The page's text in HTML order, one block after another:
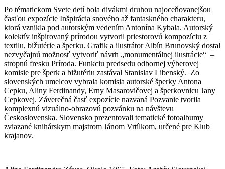
Po tématickom Svete detí bola divákmi druhou najoceňovanejšou
časťou expozície Inšpirácia snového až fantaskného charakteru,
ktorá vznikla pod autorským vedením Antonína Kybala. Autorský
kolektív inšpirovaný prírodou vytvoril priestorovú kompozíciu z
textilu, bižutérie a šperku. Grafik a ilustrátor Albín Brunovský dostal
nezvyčajnú možnosť vytvoriť návrh „monumentálnej ilustrácie“ –
stropnú fresku Príroda. Funkciu predsedu odbornej výberovej
komisie pre šperk a bižutériu zastával Stanislav Libenský. Zo
slovenských umelcov vybrala komisia autorské šperky Antona
Cepku, Aliny Ferdinandy, Erny Masarovičovej a šperkovnicu Jany
Cepkovej. Záverečná časť expozície nazvaná Pozvanie tvorila
komplexnú vizuálno-obrazovú pozvánku na návštevu
Československa. Slovensko prezentovali tematické fotoalbumy
zviazané knihárskym majstrom Jánom Vrtílkom, určené pre Klub
krajanov.